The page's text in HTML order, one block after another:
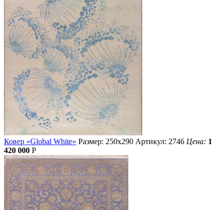
Ковер «Global White» Размер: 250х290 Артикул: 2746 Цена: 1
420 000 Р